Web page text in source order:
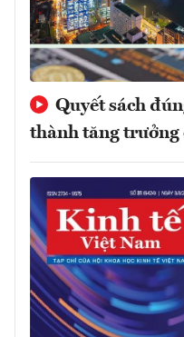
Quyết sách
thành tăng trưởng